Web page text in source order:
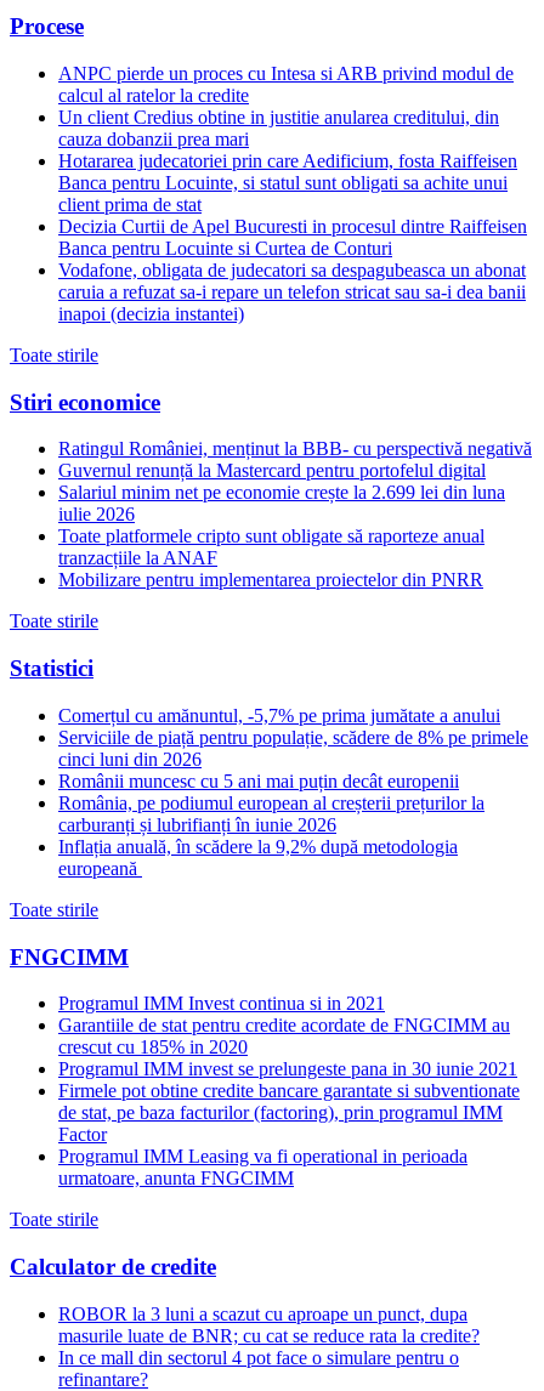
Procese
ANPC pierde un proces cu Intesa si ARB privind modul de
calcul al ratelor la credite
Un client Credius obtine in justitie anularea creditului, din
cauza dobanzii prea mari
Hotararea judecatoriei prin care Aedificium, fosta Raiffeisen
Banca pentru Locuinte, si statul sunt obligati sa achite unui
client prima de stat
Decizia Curtii de Apel Bucuresti in procesul dintre Raiffeisen
Banca pentru Locuinte si Curtea de Conturi
Vodafone, obligata de judecatori sa despagubeasca un abonat
caruia a refuzat sa-i repare un telefon stricat sau sa-i dea banii
inapoi (decizia instantei)
Toate stirile
Stiri economice
Ratingul României, menținut la BBB- cu perspectivă negativă
Guvernul renunță la Mastercard pentru portofelul digital
Salariul minim net pe economie crește la 2.699 lei din luna
iulie 2026
Toate platformele cripto sunt obligate să raporteze anual
tranzacțiile la ANAF
Mobilizare pentru implementarea proiectelor din PNRR
Toate stirile
Statistici
Comerțul cu amănuntul, -5,7% pe prima jumătate a anului
Serviciile de piață pentru populație, scădere de 8% pe primele
cinci luni din 2026
Românii muncesc cu 5 ani mai puțin decât europenii
România, pe podiumul european al creșterii prețurilor la
carburanți și lubrifianți în iunie 2026
Inflația anuală, în scădere la 9,2% după metodologia
europeană
Toate stirile
FNGCIMM
Programul IMM Invest continua si in 2021
Garantiile de stat pentru credite acordate de FNGCIMM au
crescut cu 185% in 2020
Programul IMM invest se prelungeste pana in 30 iunie 2021
Firmele pot obtine credite bancare garantate si subventionate
de stat, pe baza facturilor (factoring), prin programul IMM
Factor
Programul IMM Leasing va fi operational in perioada
urmatoare, anunta FNGCIMM
Toate stirile
Calculator de credite
ROBOR la 3 luni a scazut cu aproape un punct, dupa
masurile luate de BNR; cu cat se reduce rata la credite?
In ce mall din sectorul 4 pot face o simulare pentru o
refinantare?